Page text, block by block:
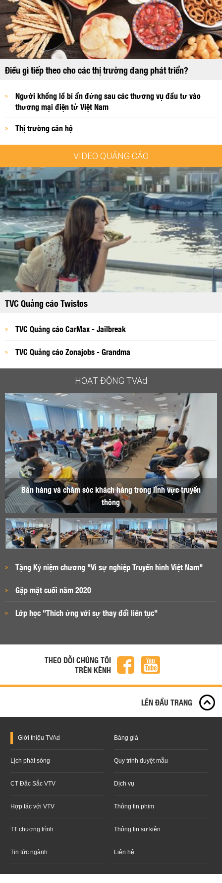
Điều gì tiếp theo cho các thị trường đang phát triển?
Người khổng lồ bí ẩn đứng sau các thương vụ đầu tư vào
thương mại điện tử Việt Nam
Thị trường căn hộ
VIDEO QUẢNG CÁO
TVC Quảng cáo Twistos
TVC Quảng cáo CarMax - Jailbreak
TVC Quảng cáo Zonajobs - Grandma
HOẠT ĐỘNG TVAd
Bán hàng và chăm sóc khách hàng trong lĩnh vực truyền
thông
Tặng Kỷ niệm chương "Vì sự nghiệp Truyền hình Việt Nam"
Gặp mặt cuối năm 2020
Lớp học "Thích ứng với sự thay đổi liên tục"
THEO DÕI CHÚNG TÔI
TRÊN KÊNH
LÊN ĐẦU TRANG
Giới thiệu TVAd Bảng giá
Lịch phát sóng Quy trình duyệt mẫu
CT Đặc Sắc VTV Dịch vụ
Hợp tác với VTV Thông tin phim
TT chương trình Thông tin sự kiện
Tin tức ngành Liên hệ